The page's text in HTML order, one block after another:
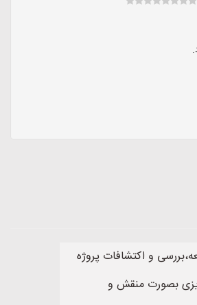
و اکتشافات پروژه
بصورت منقش و